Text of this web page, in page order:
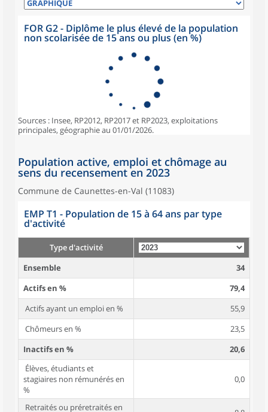
FOR G2 - Diplôme le plus élevé de la population
non scolarisée de 15 ans ou plus (en %)
Sources : Insee, RP2012, RP2017 et RP2023, exploitations
principales, géographie au 01/01/2026.
Population active, emploi et chômage au
sens du recensement en 2023
Commune de Caunettes-en-Val (11083)
EMP T1 - Population de 15 à 64 ans par type
d'activité
Type d'activité
Ensemble
34
Actifs en %
79,4
Actifs ayant un emploi en %
55,9
Chômeurs en %
23,5
Inactifs en %
20,6
Élèves, étudiants et
stagiaires non rémunérés en
%
0,0
Retraités ou préretraités en